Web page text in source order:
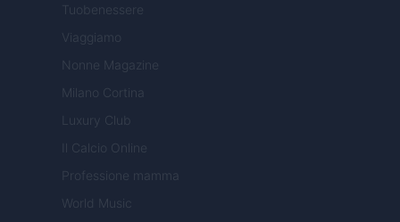
Tuobenessere
Viaggiamo
Nonne Magazine
Milano Cortina
Luxury Club
Il Calcio Online
Professione mamma
World Music